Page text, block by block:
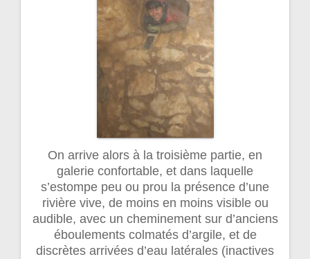
On arrive alors à la troisième partie, en
galerie confortable, et dans laquelle
s’estompe peu ou prou la présence d’une
rivière vive, de moins en moins visible ou
audible, avec un cheminement sur d’anciens
éboulements colmatés d’argile, et de
discrètes arrivées d’eau latérales (inactives